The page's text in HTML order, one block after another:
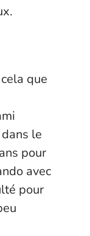
que
le
pour
avec
pour